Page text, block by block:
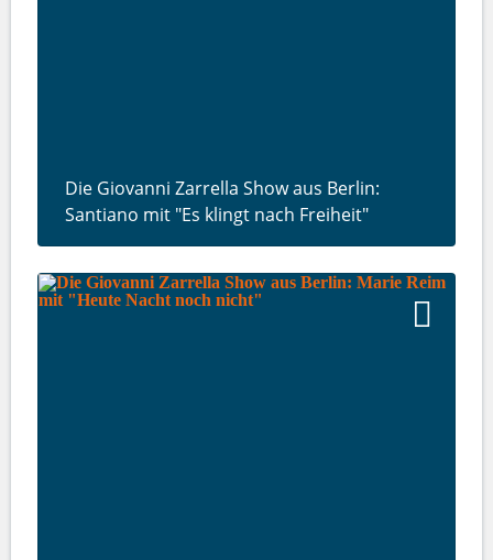
Die Giovanni Zarrella Show aus Berlin:
Santiano mit "Es klingt nach Freiheit"